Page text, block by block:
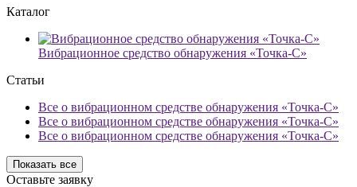
Каталог
Вибрационное средство обнаружения «Точка-С»
Статьи
Все о вибрационном средстве обнаружения «Точка-С»
Все о вибрационном средстве обнаружения «Точка-С»
Все о вибрационном средстве обнаружения «Точка-С»
Показать все
Оставьте заявку